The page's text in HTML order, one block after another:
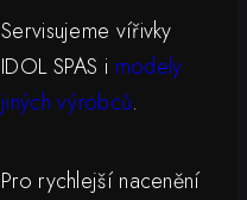
Servisujeme vířivky
IDOL SPAS i modely
jiných výrobců.
Pro rychlejší nacenění